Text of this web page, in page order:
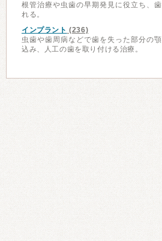
根管治療や虫歯の早期発見に役立ち、
れる。
インプラント (236)
虫歯や歯周病などで歯を失った部分の
込み、人工の歯を取り付ける治療。